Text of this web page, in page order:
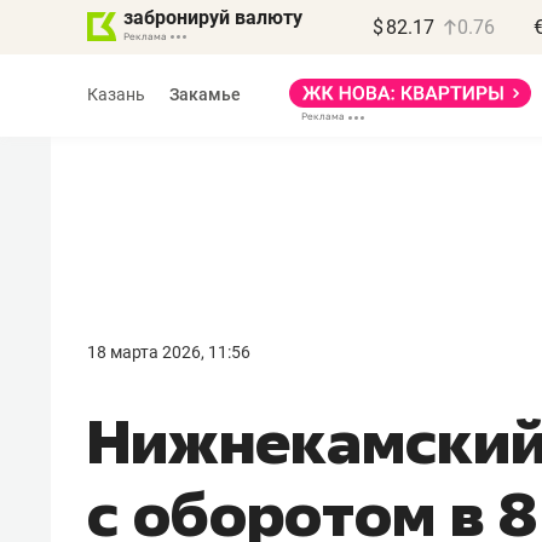
забронируй валюту $ 82.17 0.76
Казань Закамье
18 марта 2026, 11:56
с оборотом в
правил, бизнес может
потерять минимум